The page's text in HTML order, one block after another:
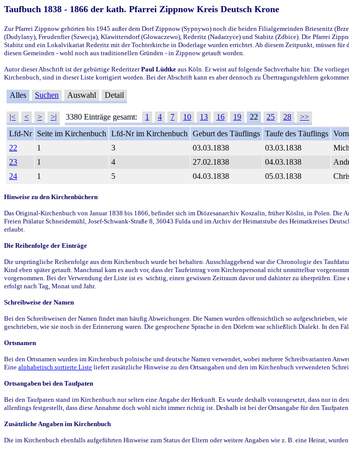
Taufbuch 1838 - 1866 der kath. Pfarrei Zippnow Kreis Deutsch Krone
Zur Pfarrei Zippnow gehörten bis 1945 außer dem Dorf Zippnow (Sypnywo) noch die beiden Filialgemeinden Briesenitz
(Dudylany), Freudenfier (Szwecja), Klawittersdorf (Glowaczewo), Rederitz (Nadarzyce) und Stabitz (Zdbice). Die Pfarrei
Stabitz und ein Lokalvikariat Rederitz mit der Tochterkirche in Doderlage wurden errichtet. Ab diesem Zeitpunkt, müssen
diesen Gemeinden - wohl noch aus traditionellen Gründen - in Zippnow getauft worden.
Autor dieser Abschrift ist der gebürtige RederitzerPaul Lüdtke aus Köln. Er weist auf folgende Sachverhalte hin: Die
Kirchenbuch, sind in dieser Liste korrigiert worden. Bei der Abschrift kann es aber dennoch zu Übertragungsfehlern
Alles Suchen Auswahl Detail
|< < > >| 3380 Einträge gesamt: 1 4 7 10 13 16 19 22 25 28
>>
Lfd-Nr
Seite im Kirchenbuch Lfd-Nr im Kirchenbuch Geburt des Täuflings Taufe des Täuflings
22
1 3 03.03.1838 03.03.1838
23
1 4 27.02.1838 04.03.1838
24
1 5 04.03.1838 05.03.1838
Hinweise zu den Kirchenbüchern
Das Original-Kirchenbuch von Januar 1838 bis 1866, befindet sich im Diözesanarchiv Koszalin, früher Köslin, in Polen.
Freien Prälatur Schneidemühl, Josef-Schwank-Straße 8, 36043 Fulda und im Archiv der Heimatstube des Heimatkreises
erlaubt.
Die Reihenfolge der Einträge
Die ursprüngliche Reihenfolge aus dem Kirchenbuch wurde bei behalten. Ausschlaggebend war die Chronologie des
Kind eben später getauft. Manchmal kam es auch vor, dass der Taufeintrag vom Kirchenpersonal nicht unmittelbar
vorgenommen. Bei der Verwendung der Liste ist es wichtig, einen gewissen Zeitraum davor und dahinter zu überprüfen.
erfolgt nach Tag, Monat und Jahr.
Schreibweise der Namen
Bei den Schreibweisen der Namen findet man häufig Abweichungen. Die Namen wurden offensichtlich so aufgeschrieben,
geschrieben, wie sie noch in der Erinnerung waren. Die gesprochene Sprache in den Dörfern war schließlich Dialekt. In den
Ortsnamen
Bei den Ortsnamen wurden im Kirchenbuch polnische und deutsche Namen verwendet, wobei mehrere Schreibvarianten
Eine alphabetisch sortierte Liste liefert zusätzliche Hinweise zu den Ortsangaben und den im Kirchenbuch verwendeten
Ortsangaben bei den Taufpaten
Bei den Taufpaten stand im Kirchenbuch nur selten eine Angabe der Herkunft. Es wurde deshalb vorausgesetzt, dass nur in
allerdings festgestellt, dass diese Annahme doch wohl nicht immer richtig ist. Deshalb ist bei der Ortsangabe für den
Zusätzliche Angaben im Kirchenbuch
Die im Kirchenbuch ebenfalls aufgeführten Hinweise zum Status der Eltern oder weitere Angaben wie z. B. eine Heirat,